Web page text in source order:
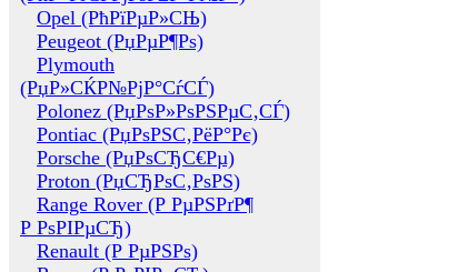
Opel (РћРїРµР»СЊ)
Peugeot (РџРµР¶Рѕ)
Plymouth
(РџР»СЌР№РјР°СѓСЃ)
Polonez (РџРѕР»РѕРЅРµС‚СЃ)
Pontiac (РџРѕРЅС‚РёР°Рє)
Porsche (РџРѕСЂС€Рµ)
Proton (РџСЂРѕС‚РѕРЅ)
Range Rover (Р РµРЅРґР¶
Р РѕРІРµСЂ)
Renault (Р РµРЅРѕ)